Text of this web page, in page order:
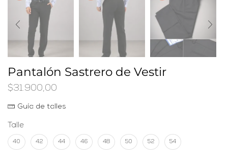
Pantalón Sastrero de Vestir
$31.900,00
Guía de talles
Talle
40 42 44 46 48 50 52 54